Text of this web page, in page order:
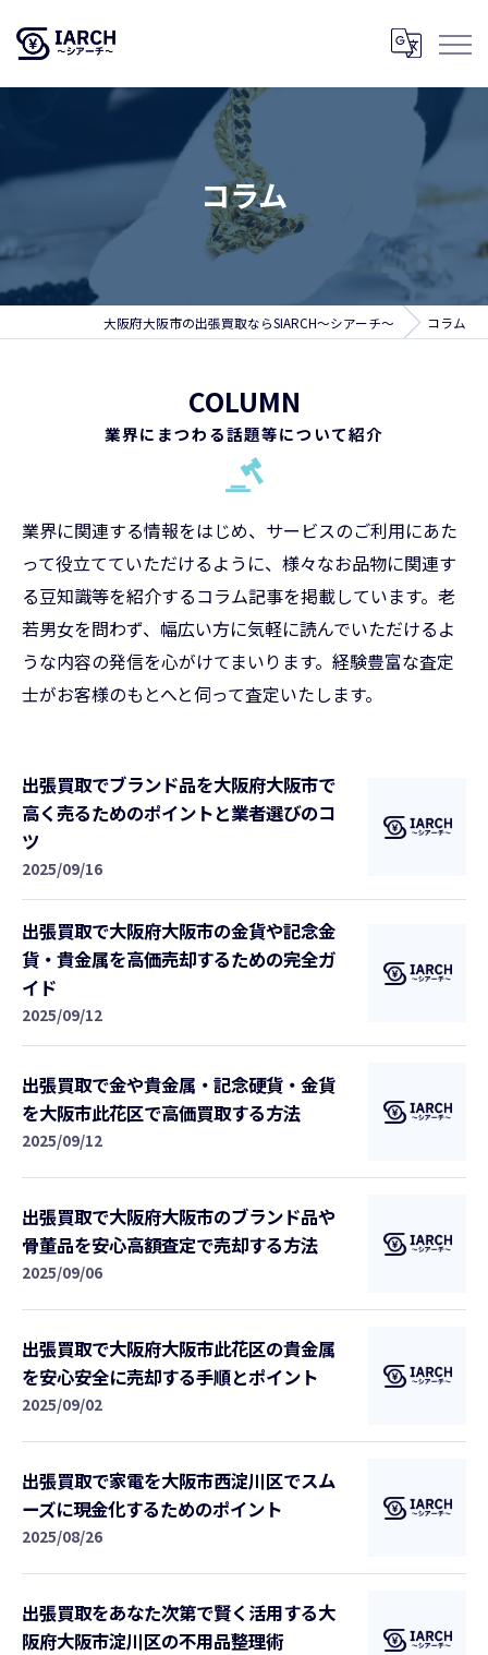
コラム
大阪府大阪市の出張買取ならSIARCH～シアーチ～ コラム
COLUMN
業界にまつわる話題等について紹介
業界に関連する情報をはじめ、サービスのご利用にあた
って役立てていただけるように、様々なお品物に関連す
る豆知識等を紹介するコラム記事を掲載しています。老
若男女を問わず、幅広い方に気軽に読んでいただけるよ
うな内容の発信を心がけてまいります。経験豊富な査定
士がお客様のもとへと伺って査定いたします。
出張買取でブランド品を大阪府大阪市で
高く売るためのポイントと業者選びのコ
ツ
2025/09/16
出張買取で大阪府大阪市の金貨や記念金
貨・貴金属を高価売却するための完全ガ
イド
2025/09/12
出張買取で金や貴金属・記念硬貨・金貨
を大阪市此花区で高価買取する方法
2025/09/12
出張買取で大阪府大阪市のブランド品や
骨董品を安心高額査定で売却する方法
2025/09/06
出張買取で大阪府大阪市此花区の貴金属
を安心安全に売却する手順とポイント
2025/09/02
出張買取で家電を大阪市西淀川区でスム
ーズに現金化するためのポイント
2025/08/26
出張買取をあなた次第で賢く活用する大
阪府大阪市淀川区の不用品整理術